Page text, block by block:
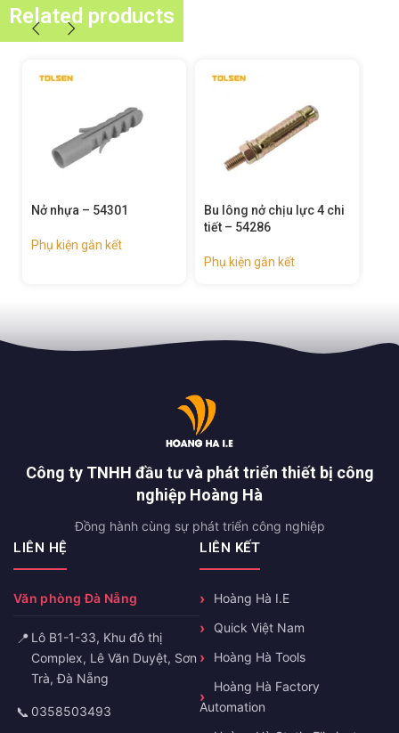
Related products
Nở nhựa – 54301
Phụ kiện gắn kết
Bu lông nở chịu lực 4 chi
tiết – 54286
Phụ kiện gắn kết
Công ty TNHH đầu tư và phát triển thiết bị công
nghiệp Hoàng Hà
Đồng hành cùng sự phát triển công nghiệp
LIÊN HỆ
Văn phòng Đà Nẵng
📍 Lô B1-1-33, Khu đô thị
Complex, Lê Văn Duyệt, Sơn
Trà, Đà Nẵng
📞 0358503493
LIÊN KẾT
Hoàng Hà I.E
Quick Việt Nam
Hoàng Hà Tools
Hoàng Hà Factory
Automation